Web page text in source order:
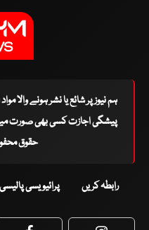
ہم نیوز پر شائع یا نشر ہونے والا
پیشگی اجازت کسی بھی صورت میں
حقوق
رابطہ کریں پرائیویسی پالیسی